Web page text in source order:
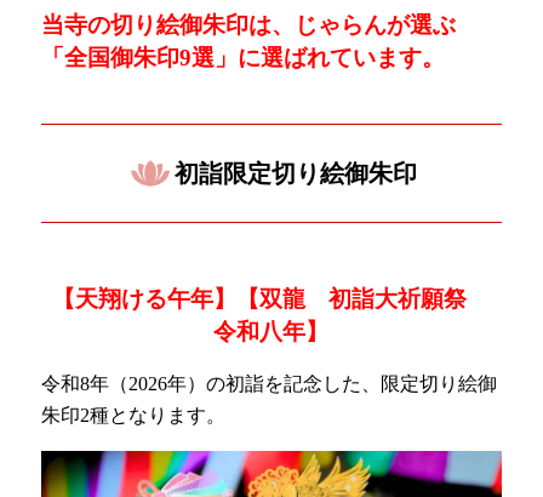
当寺の切り絵御朱印は、じゃらんが選ぶ
「全国御朱印9選」に選ばれています。
初詣限定切り絵御朱印
【天翔ける午年】【双龍 初詣大祈願祭
令和八年】
令和8年（2026年）の初詣を記念した、限定切り絵御
朱印2種となります。